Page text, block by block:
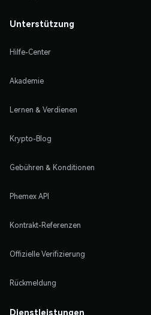
Unterstützung
Hilfe-Center
Akademie
Lernen & Verdienen
Krypto-Blog
Gebühren & Konditionen
Phemex API
Kontrakt-Referenzen
Offizielle Verifizierung
Rückmeldung
Dienstleistungen